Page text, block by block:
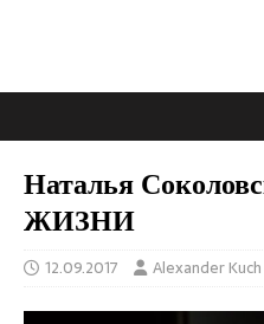
Наталья
ЖИЗНИ
12.09.2017 Alexander Kuch